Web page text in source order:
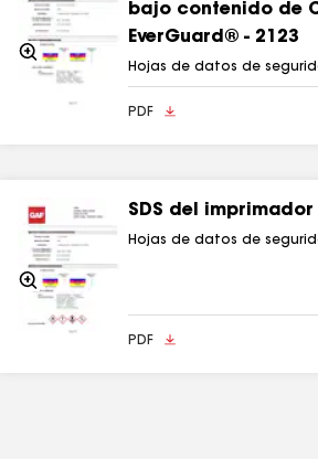
Acercarse
bajo contenido de
EverGuard® - 2123
Hojas de datos de
PDF
Acercarse
SDS del imprimador
Hojas de datos de
PDF